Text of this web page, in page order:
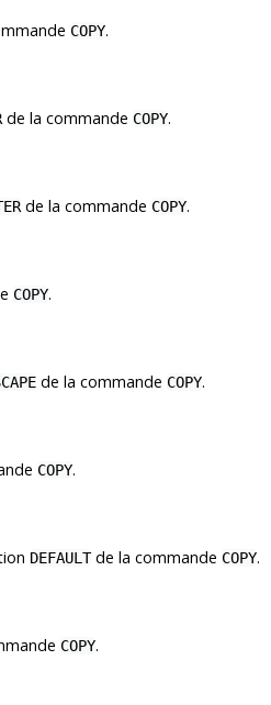
COPY.
de la commande COPY.
de la commande COPY.
COPY.
de la commande COPY.
COPY.
DEFAULTde la commande COPY.
COPY.